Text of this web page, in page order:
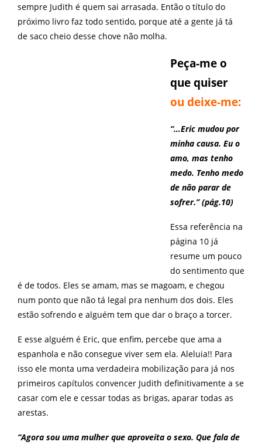
sempre Judith é quem sai arrasada. Então o título do
próximo livro faz todo sentido, porque até a gente já tá
de saco cheio desse chove não molha.
Peça-me o
que quiser
ou deixe-me:
“…Eric mudou por
minha causa. Eu o
amo, mas tenho
medo. Tenho medo
de não parar de
sofrer.” (pág.10)
Essa referência na
página 10 já
resume um pouco
do sentimento que
é de todos. Eles se amam, mas se magoam, e chegou
num ponto que não tá legal pra nenhum dos dois. Eles
estão sofrendo e alguém tem que dar o braço a torcer.
E esse alguém é Eric, que enfim, percebe que ama a
espanhola e não consegue viver sem ela. Aleluia!! Para
isso ele monta uma verdadeira mobilização para já nos
primeiros capítulos convencer Judith definitivamente a se
casar com ele e cessar todas as brigas, aparar todas as
arestas.
“Agora sou uma mulher que aproveita o sexo. Que fala de